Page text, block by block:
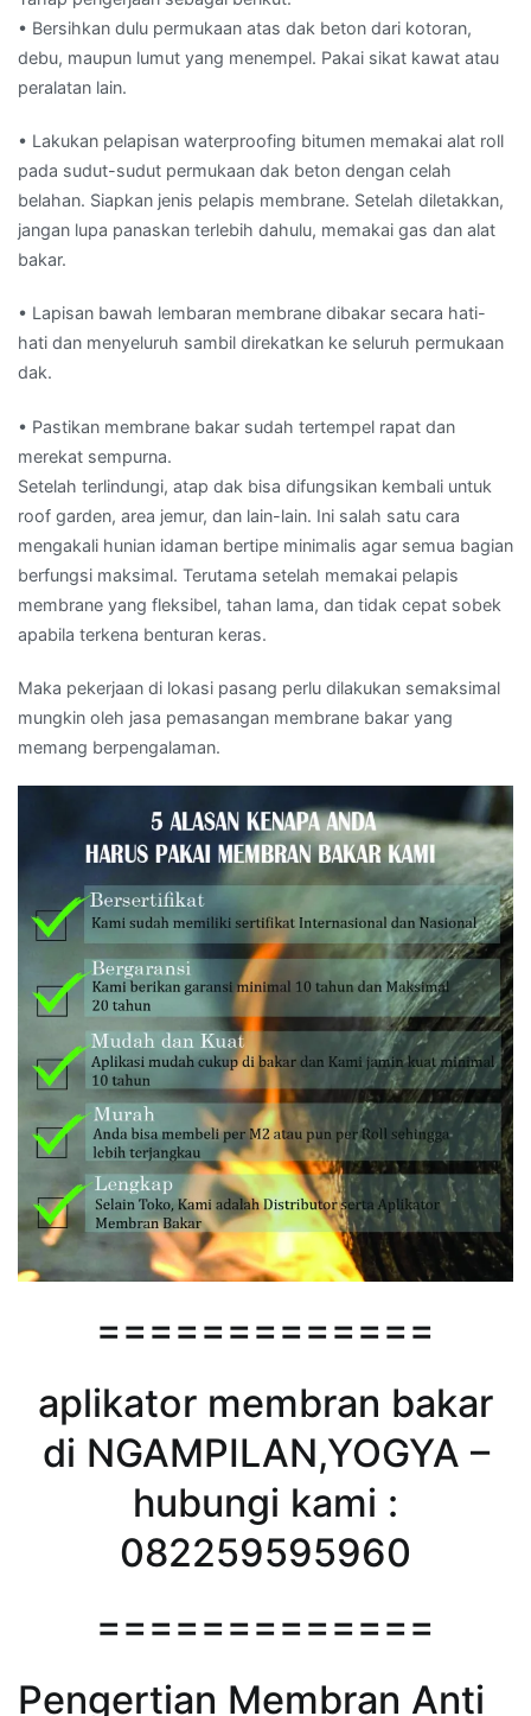
• Bersihkan dulu permukaan atas dak beton dari kotoran,
debu, maupun lumut yang menempel. Pakai sikat kawat atau
peralatan lain.
• Lakukan pelapisan waterproofing bitumen memakai alat roll
pada sudut-sudut permukaan dak beton dengan celah
belahan. Siapkan jenis pelapis membrane. Setelah diletakkan,
jangan lupa panaskan terlebih dahulu, memakai gas dan alat
bakar.
• Lapisan bawah lembaran membrane dibakar secara hati-
hati dan menyeluruh sambil direkatkan ke seluruh permukaan
dak.
• Pastikan membrane bakar sudah tertempel rapat dan
merekat sempurna.
Setelah terlindungi, atap dak bisa difungsikan kembali untuk
roof garden, area jemur, dan lain-lain. Ini salah satu cara
mengakali hunian idaman bertipe minimalis agar semua bagian
berfungsi maksimal. Terutama setelah memakai pelapis
membrane yang fleksibel, tahan lama, dan tidak cepat sobek
apabila terkena benturan keras.
Maka pekerjaan di lokasi pasang perlu dilakukan semaksimal
mungkin oleh jasa pemasangan membrane bakar yang
memang berpengalaman.
=============
aplikator membran bakar
di NGAMPILAN,YOGYA –
hubungi kami :
082259595960
=============
Pengertian Membran Anti